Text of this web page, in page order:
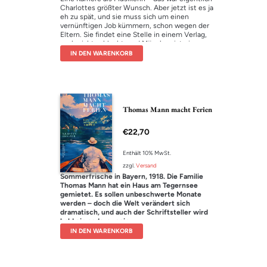
Charlottes größter Wunsch. Aber jetzt ist es ja
eh zu spät, und sie muss sich um einen
vernünftigen Job kümmern, schon wegen der
Eltern. Sie findet eine Stelle in einem Verlag,
auch nicht schlecht, und München ist eine
schöne Stadt, vor allem im Sommer.
Im Vorzimmer des Verlegers sitzt Charlotte
Verhältnis zu ihrem Chef, der ihre Stärken
erkennt, ihr vertraut. Und dafür muss sie eben
viel in Kauf nehmen, sehr viel, vielleicht auch
selbst mit harten Bandagen kämpfen, vielleicht
ihre Gesundheit aufs Spiel setzen. Vielleicht
sogar Bo verlieren, in den sie sich doch gerade
erst verliebt hat …
IN DEN WARENKORB
Thomas Mann macht Ferien
€22,70
Enthält 10% MwSt.
zzgl. Versand
Sommerfrische in Bayern, 1918. Die Familie
Thomas Mann hat ein Haus am Tegernsee
gemietet. Es sollen unbeschwerte Monate
werden – doch die Welt verändert sich
dramatisch, und auch der Schriftsteller wird
bald ein anderer sein.
>Die Kinder schwimmen und angeln
Rotaugen, der Vater rudert, geht spazieren und
IN DEN WARENKORB